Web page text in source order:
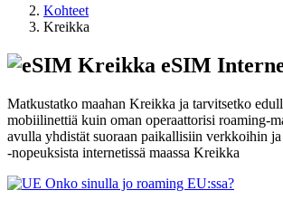
Kohteet
Kreikka
eSIM
Matkustatko maahan Kreikka ja tarvitsetko
mobiilinettiä kuin oman operaattorisi roaming-
avulla yhdistät suoraan paikallisiin verkkoihin
-nopeuksista internetissä maassa Kreikka
Onko sinulla jo roaming EU:ssa?